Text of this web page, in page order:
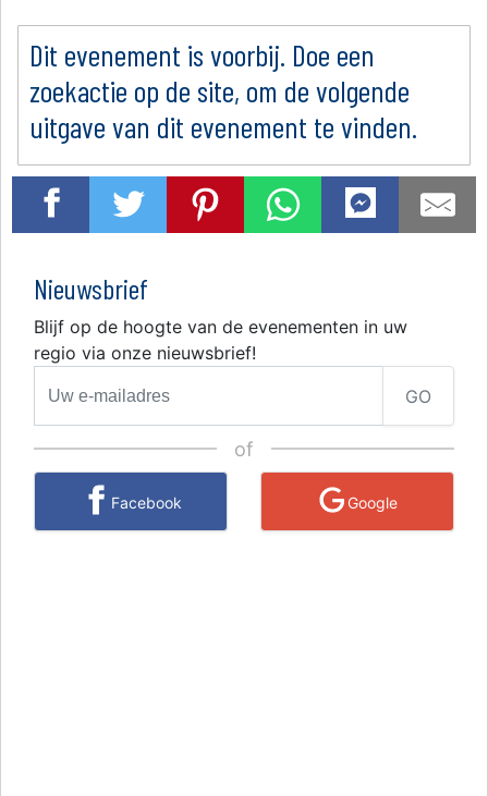
Dit evenement is voorbij. Doe een
zoekactie op de site, om de volgende
uitgave van dit evenement te vinden.
Nieuwsbrief
Blijf op de hoogte van de evenementen in uw
regio via onze nieuwsbrief!
GO
of
Facebook Google